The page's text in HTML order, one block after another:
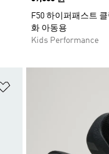
F50 하이퍼패스트
화 아동용
Kids Performance